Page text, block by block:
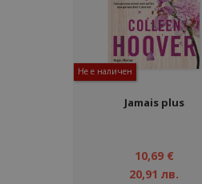
Не е наличен
Jamais plus
10,69 €
20,91 лв.